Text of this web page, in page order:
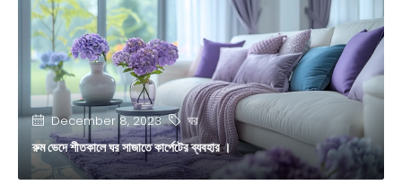
December 8, 2023 ঘর
রুম ভেদে শীতকালে ঘর সাজাতে কার্পেটের ব্যবহার ।